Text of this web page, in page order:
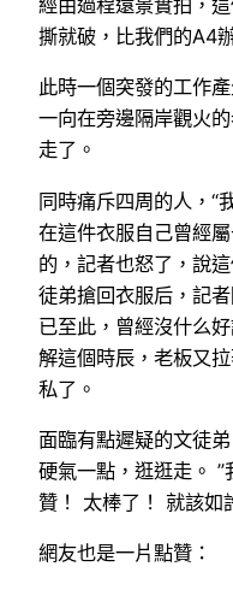
經由過程遠景實拍，
撕就破，比我們的A4
此時一個突發的工作
一向在旁邊隔岸觀火
走了。
同時痛斥四周的人，“
在這件衣服自己曾經
的，記者也怒了，說
徒弟搶回衣服后，記
已至此，曾經沒什么
解這個時辰，老板又
私了。
面臨有點遲疑的文徒
硬氣一點，逛逛走。
贊！ 太棒了！ 就該如
網友也是一片點贊：